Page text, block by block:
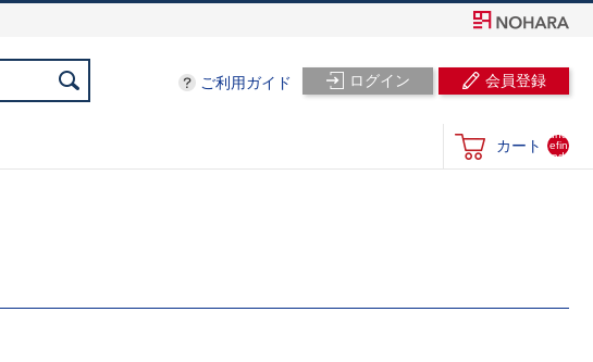
ログイン 会員登録
ご利用ガイド
カート
und
efin
ed